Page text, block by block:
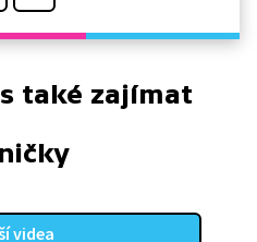
také zajímat
videa